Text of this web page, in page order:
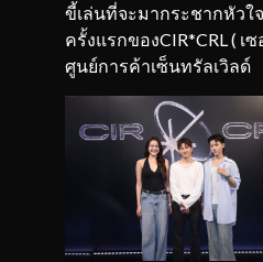
ขี้เล่นที่จะมากระชากหัวใ
ครั้งแรกของCIR*CRL ( เ
ศูนย์การค้าเซ็นทรัลเวิลด์